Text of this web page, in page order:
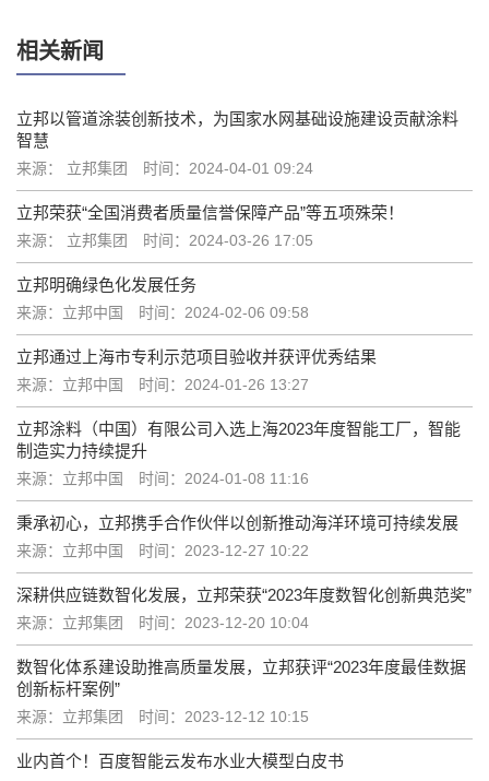
相关新闻
立邦以管道涂装创新技术，为国家水网基础设施建设贡献涂料
智慧
来源： 立邦集团 时间：2024-04-01 09:24
立邦荣获“全国消费者质量信誉保障产品”等五项殊荣！
来源： 立邦集团 时间：2024-03-26 17:05
立邦明确绿色化发展任务
来源：立邦中国 时间：2024-02-06 09:58
立邦通过上海市专利示范项目验收并获评优秀结果
来源：立邦中国 时间：2024-01-26 13:27
立邦涂料（中国）有限公司入选上海2023年度智能工厂，智能
制造实力持续提升
来源：立邦中国 时间：2024-01-08 11:16
秉承初心，立邦携手合作伙伴以创新推动海洋环境可持续发展
来源：立邦中国 时间：2023-12-27 10:22
深耕供应链数智化发展，立邦荣获“2023年度数智化创新典范奖”
来源：立邦集团 时间：2023-12-20 10:04
数智化体系建设助推高质量发展，立邦获评“2023年度最佳数据
创新标杆案例”
来源：立邦集团 时间：2023-12-12 10:15
业内首个！百度智能云发布水业大模型白皮书